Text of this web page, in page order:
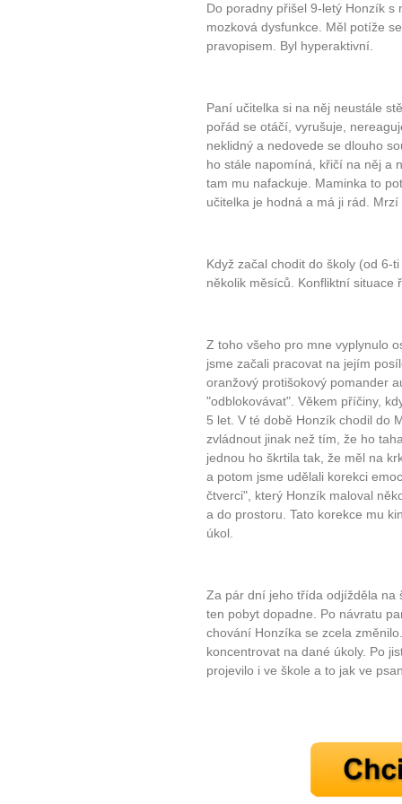
...
Jak mít více energie
Do poradny přišel 9-letý Honzík s
mozková dysfunkce. Měl potíže
pravopisem. Byl hyperaktivní.
Paní učitelka si na něj neustále
pořád se otáčí, vyrušuje,
neklidný a nedovede se dlouho
ho stále napomíná, křičí na něj a
tam mu nafackuje. Maminka to
učitelka je hodná a má ji rád.
Když začal chodit do školy (od 6-
několik měsíců. Konfliktní situace
Z toho všeho pro mne vyplynulo
jsme začali pracovat na jejím
oranžový protišokový pomander
"odblokovávat". Věkem příčiny,
5 let. V té době Honzík chodil do
zvládnout jinak než tím, že ho
jednou ho škrtila tak, že měl na
a potom jsme udělali korekci
čtverci", který Honzík maloval
a do prostoru. Tato korekce mu
úkol.
Za pár dní jeho třída odjížděla na
ten pobyt dopadne. Po návratu
chování Honzíka se zcela
koncentrovat na dané úkoly. Po
projevilo i ve škole a to jak ve